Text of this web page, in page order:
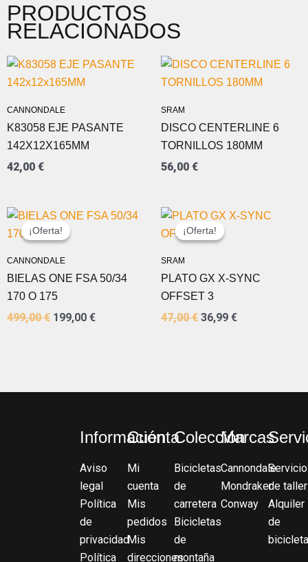
PRODUCTOS
RELACIONADOS
CANNONDALE
K83058 EJE PASANTE
142X12X165MM
42,00 €
SRAM
DISCO CENTERLINE 6
TORNILLOS 180MM
56,00 €
¡Oferta!
CANNONDALE
¡Oferta!
BIELAS ONE FSA 50/34
170 O 175
499,00€
EL
PRECIO
ORIGINAL
499,00 €.
199,00 €
EL
¡Oferta!
SRAM
¡Oferta!
PLATO GX X-SYNC
OFFSET 3
47,00€
EL
PRECIO
ORIGINAL
36,99 €
EL
Información
Aviso
legal
Política
de
privacidad
Política
Cuenta
Mi
cuenta
Mis
pedidos
Mis
direcciones
Colección
Bicicletas
de
carretera
Bicicletas
de
montaña
Marcas
Cannondale
Mondraker
Conway
Servicio
de taller
Alquiler
de